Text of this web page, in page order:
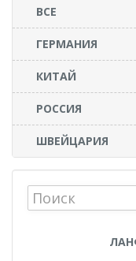
ВСЕ
ГЕРМАНИЯ
КИТАЙ
РОССИЯ
ШВЕЙЦАРИЯ